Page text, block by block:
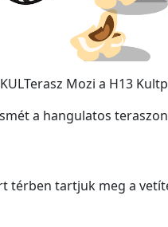
Mozi a H13
a hangulatos
térben tartjuk meg a